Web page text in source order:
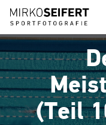
(Teil